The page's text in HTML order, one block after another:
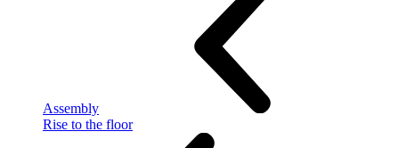
Assembly
Rise to the floor